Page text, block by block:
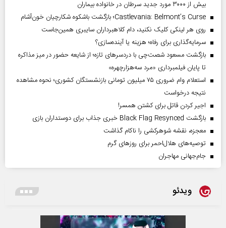
بیش از ۳۰۰۰ مورد جدید سرطان در خانواده بیماران
Castlevania: Belmont’s Curse؛ بازگشت باشکوه شکارچیان خون‌آشام
روی هر لینکی کلیک نکنید، دام کلاهبرداران سایبری همین‌جاست
سرمایه‌گذاری برای رفاه؛ هزینه یا آینده‌سازی؟
بازگشت مسعود شصت‌چی با دردسر‌های تازه؛ از شایعه حضور در میز مذاکره
تا پایان فیلمبرداری «مرد سه‌هزارچهره»
استعلام وام ضروری ۷۵ میلیون تومانی بازنشستگان کشوری؛ نحوه مشاهده
نتیجه درخواست
اجیر کردن قاتل برای کشتن همسر!
بازگشت Black Flag Resynced خبری جذاب برای دوستداران بازی
معجزه، نقشه شوهرکشی را ناکام گذاشت
توصیه‌های هلال‌احمر برای روز‌های گرم
جام‌جهانی مهاجران
ویدئو